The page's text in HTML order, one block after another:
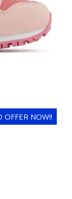
OFFER NOW!!